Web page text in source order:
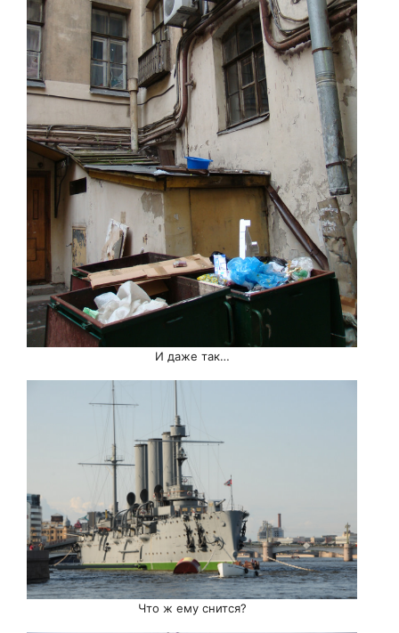
И даже так…
Что ж ему снится?